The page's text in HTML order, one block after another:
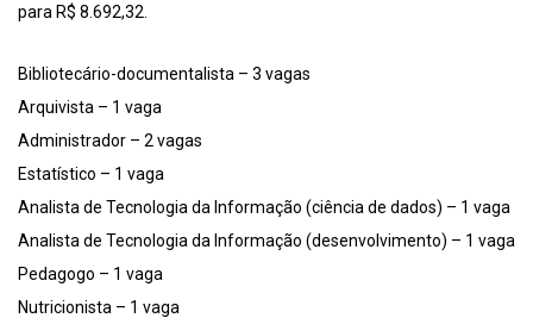
para R$ 8.692,32.
Bibliotecário-documentalista – 3 vagas
Arquivista – 1 vaga
Administrador – 2 vagas
Estatístico – 1 vaga
Analista de Tecnologia da Informação (ciência de dados) – 1 vaga
Analista de Tecnologia da Informação (desenvolvimento) – 1 vaga
Pedagogo – 1 vaga
Nutricionista – 1 vaga